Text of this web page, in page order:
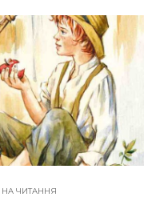
НА ЧИТАННЯ